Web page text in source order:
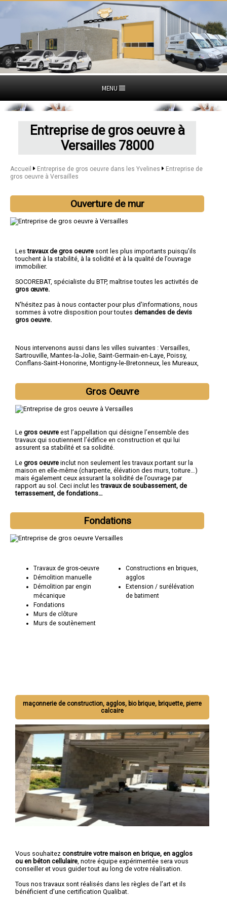
MENU
Entreprise de gros oeuvre à
Versailles 78000
Accueil Entreprise de gros oeuvre dans les Yvelines
Entreprise de
gros oeuvre à Versailles
Ouverture de mur
Lestravaux de gros oeuvre sont les plus importants puisqu’ils
touchent à la stabilité, à la solidité et à la qualité de l’ouvrage
immobilier.
SOCOREBAT, spécialiste du BTP, maîtrise toutes les activités de
gros œuvre.
N'hésitez pas à nous contacter pour plus d'informations, nous
sommes à votre disposition pour toutes demandes de devis
gros oeuvre.
Nous intervenons aussi dans les villes suivantes : Versailles,
Sartrouville, Mantes-la-Jolie, Saint-Germain-en-Laye, Poissy,
Conflans-Saint-Honorine, Montigny-le-Bretonneux, les Mureaux,
Gros Oeuvre
Le gros oeuvre est l’appellation qui désigne l’ensemble des
travaux qui soutiennent l’édifice en construction et qui lui
assurent sa stabilité et sa solidité.
Le gros oeuvre inclut non seulement les travaux portant sur la
maison en elle-même (charpente, élévation des murs, toiture…)
mais également ceux assurant la solidité de l’ouvrage par
rapport au sol. Ceci inclut lestravaux de soubassement, de
terrassement, de fondations…
Fondations
Travaux de gros-oeuvre
Démolition manuelle
Démolition par engin
mécanique
Fondations
Murs de clôture
Murs de soutènement
Constructions en briques,
agglos
Extension / surélévation
de batiment
maçonnerie de construction, agglos, bio brique, briquette, pierre
calcaire
Vous souhaitez construire votre maison en brique, en agglos
ou en béton cellulaire , notre équipe expérimentée sera vous
conseiller et vous guider tout au long de votre réalisation.
Tous nos travaux sont réalisés dans les règles de l’art et ils
bénéficient d’une certification Qualibat.